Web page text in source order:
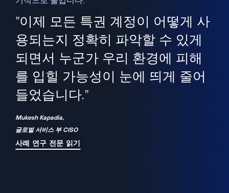
"이제 모든 특권 계정이 어떻게 사
용되는지 정확히 파악할 수 있게
되면서 누군가 우리 환경에 피해
를 입힐 가능성이 눈에 띄게 줄어
들었습니다."
Mukesh Kapadia,
글로벌 서비스 부 CISO
사례 연구 전문 읽기